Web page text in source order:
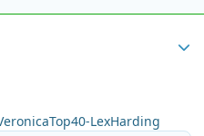
LexHarding